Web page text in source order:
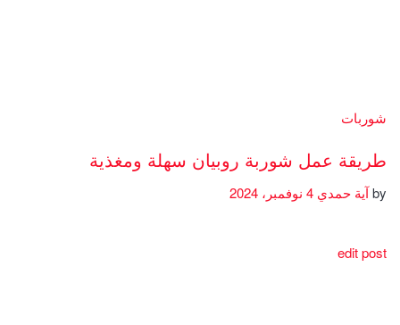
شوربات
طريقة عمل شوربة روبيان سهلة ومغذية
byآية حمدي
edit post